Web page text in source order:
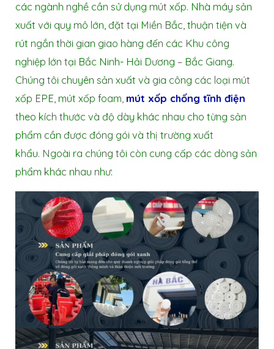
các ngành nghề cần sử dụng mút xốp. Nhà máy sản
xuất với quy mô lớn, đặt tại Miền Bắc, thuận tiện và
rút ngắn thời gian giao hàng đến các Khu công
nghiệp lớn tại Bắc Ninh- Hải Dương – Bắc Giang.
Chúng tôi chuyên sản xuất và gia công các loại mút
xốp EPE, mút xốp foam, mút xốp chống tĩnh điện
theo kích thước và độ dày khác nhau cho từng sản
phẩm cần được đóng gói và thị trường xuất
khẩu. Ngoài ra chúng tôi còn cung cấp các dòng sản
phẩm khác nhau như: